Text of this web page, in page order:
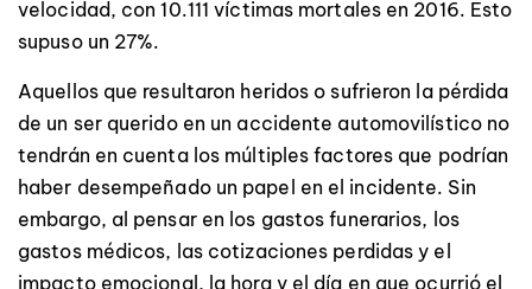
velocidad, con 10.111 víctimas mortales en 2016. Esto
supuso un 27%.
Aquellos que resultaron heridos o sufrieron la pérdida
de un ser querido en un accidente automovilístico no
tendrán en cuenta los múltiples factores que podrían
haber desempeñado un papel en el incidente. Sin
embargo, al pensar en los gastos funerarios, los
gastos médicos, las cotizaciones perdidas y el
impacto emocional, la hora y el día en que ocurrió el